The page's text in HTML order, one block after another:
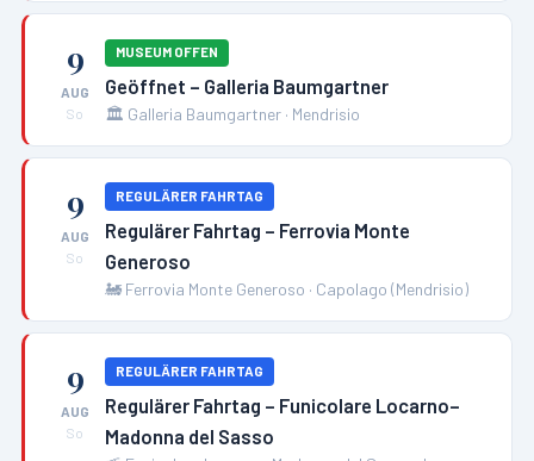
9
AUG
So
MUSEUM OFFEN
Geöffnet – Galleria Baumgartner
🏛️ Galleria Baumgartner · Mendrisio
9
AUG
So
REGULÄRER FAHRTAG
Regulärer Fahrtag – Ferrovia Monte
Generoso
🚂 Ferrovia Monte Generoso · Capolago (Mendrisio)
9
AUG
So
REGULÄRER FAHRTAG
Regulärer Fahrtag – Funicolare Locarno–
Madonna del Sasso